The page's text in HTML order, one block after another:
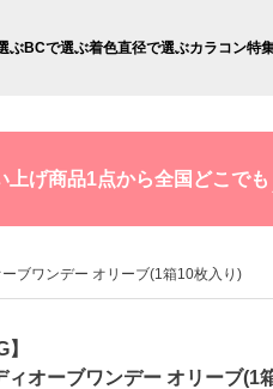
ぶBCで選ぶ着色直径で選ぶカラコン特
上げ商品1点から全国どこでも
ブワンデー オリーブ(1箱10枚入り)
ィオーブワンデー オリーブ(1